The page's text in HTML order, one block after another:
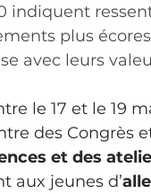
indiquent
plus
avec leurs
le 17 et le 19
des Congrès
et des
aux jeunes d’